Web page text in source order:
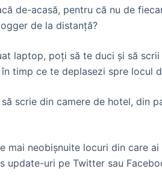
de-acasă, pentru că nu de
de la distanţă?
laptop, poţi să te duci şi să
timp ce te deplasezi spre locul
scrie din camere de hotel, din
mai neobişnuite locuri din care
update-uri pe Twitter sau